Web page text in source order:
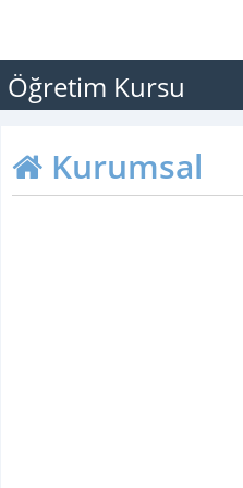
Öğretim Kursu
Kurumsal